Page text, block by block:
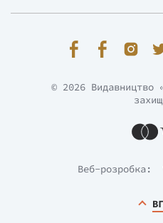
Веб-розробка:
© 2026 Видавництво